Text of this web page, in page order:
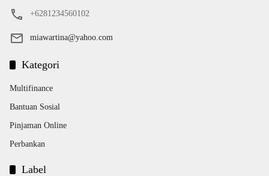
+6281234560102
miawartina@yahoo.com
Kategori
Multifinance
Bantuan Sosial
Pinjaman Online
Perbankan
Label